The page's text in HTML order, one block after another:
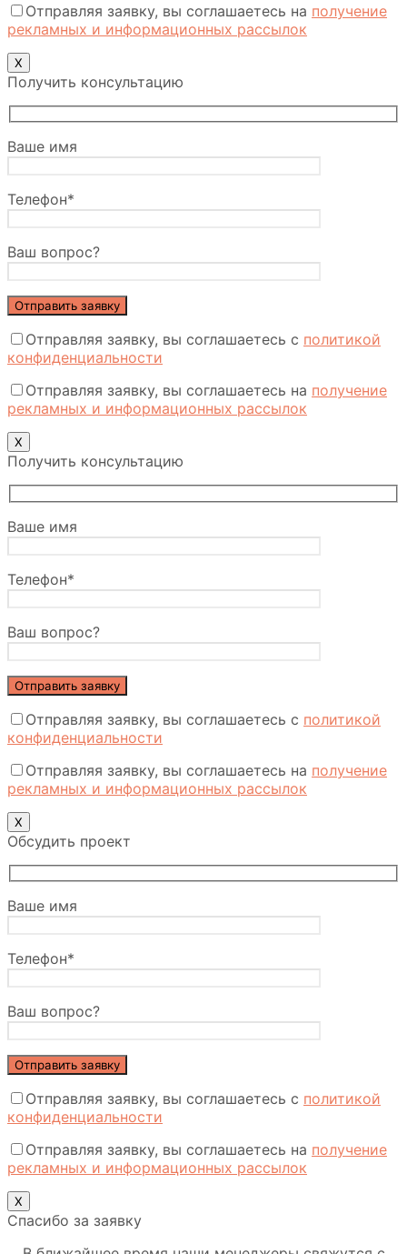
Отправляя заявку, вы соглашаетесь на получение
рекламных и информационных рассылок
Х
Получить консультацию
Ваше имя
Телефон*
Ваш вопрос?
Отправляя заявку, вы соглашаетесь с политикой
конфиденциальности
Отправляя заявку, вы соглашаетесь на получение
рекламных и информационных рассылок
Х
Получить консультацию
Ваше имя
Телефон*
Ваш вопрос?
Отправляя заявку, вы соглашаетесь с политикой
конфиденциальности
Отправляя заявку, вы соглашаетесь на получение
рекламных и информационных рассылок
Х
Обсудить проект
Ваше имя
Телефон*
Ваш вопрос?
Отправляя заявку, вы соглашаетесь с политикой
конфиденциальности
Отправляя заявку, вы соглашаетесь на получение
рекламных и информационных рассылок
Х
Спасибо за заявку